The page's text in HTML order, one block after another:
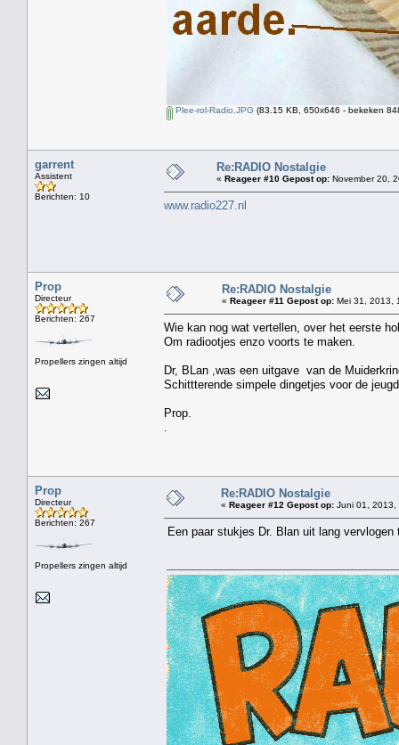
Plee-rol-Radio.JPG (83.15 KB, 650x646 - bekeken
garrent
Assistent
Berichten: 10
Re:RADIO Nostalgie
« Reageer #10 Gepost op: November 20,
www.radio227.nl
Prop
Directeur
Berichten: 267
Propellers zingen altijd
Re:RADIO Nostalgie
« Reageer #11 Gepost op: Mei 31, 2013,
Wie kan nog wat vertellen, over het eerste
Om radiootjes enzo voorts te maken.
Dr, BLan ,was een uitgave van de
Schittterende simpele dingetjes voor de
Prop.
Prop
Directeur
Berichten: 267
Propellers zingen altijd
Re:RADIO Nostalgie
« Reageer #12 Gepost op: Juni 01, 2013,
Een paar stukjes Dr. Blan uit lang vervlogen